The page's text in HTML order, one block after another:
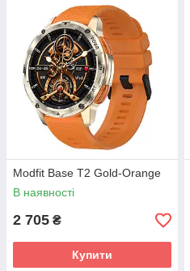
Modfit Base T2 Gold-Orange
В наявності
2 705 ₴
Купити